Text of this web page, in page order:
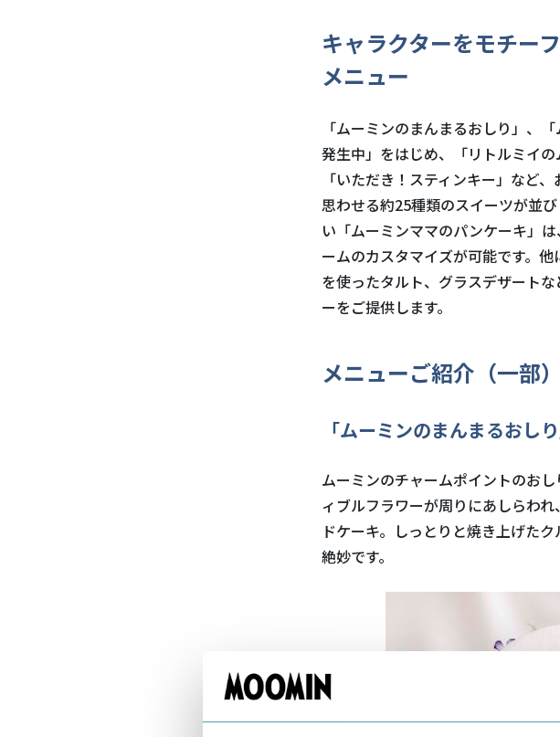
キャラクターをモチー
メニュー
「ムーミンのまんまるおしり」、
発生中」をはじめ、「リトルミイ
「いただき！スティンキー」など
思わせる約25種類のスイーツが並
い「ムーミンママのパンケーキ」
ームのカスタマイズが可能です。
を使ったタルト、グラスデザート
ーをご提供します。
メニューご紹介（一部）
「ムーミンのまんまるおし
ムーミンのチャームポイントのお
ィブルフラワーが周りにあしらわ
ドケーキ。しっとりと焼き上げた
絶妙です。